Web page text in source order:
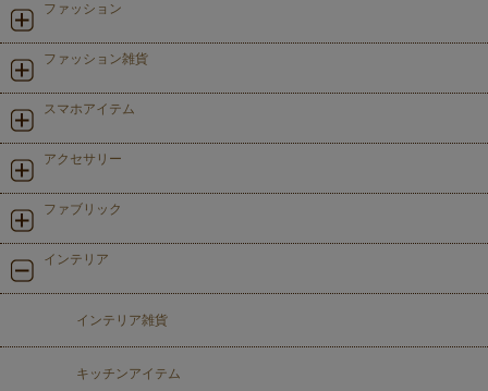
ファッション
ファッション雑貨
スマホアイテム
アクセサリー
ファブリック
インテリア
インテリア雑貨
キッチンアイテム